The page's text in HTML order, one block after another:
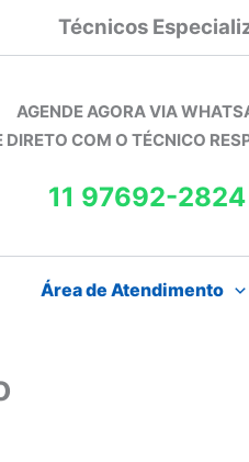
Técnicos
AGENDE AGORA VIA
DIRETO COM O TÉCNICO
11 97692-2824
Área de Atendimento